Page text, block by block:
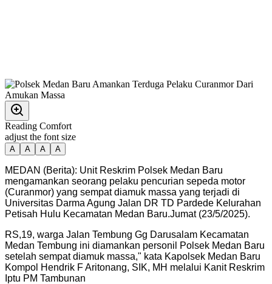
Reading Comfort
adjust the font size
A A A A
MEDAN (Berita): Unit Reskrim Polsek Medan Baru
mengamankan seorang pelaku pencurian sepeda motor
(Curanmor) yang sempat diamuk massa yang terjadi di
Universitas Darma Agung Jalan DR TD Pardede Kelurahan
Petisah Hulu Kecamatan Medan Baru.Jumat (23/5/2025).
RS,19, warga Jalan Tembung Gg Darusalam Kecamatan
Medan Tembung ini diamankan personil Polsek Medan Baru
setelah sempat diamuk massa," kata Kapolsek Medan Baru
Kompol Hendrik F Aritonang, SIK, MH melalui Kanit Reskrim
Iptu PM Tambunan